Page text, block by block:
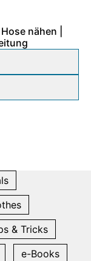
nähen |
& Tricks
e-Books